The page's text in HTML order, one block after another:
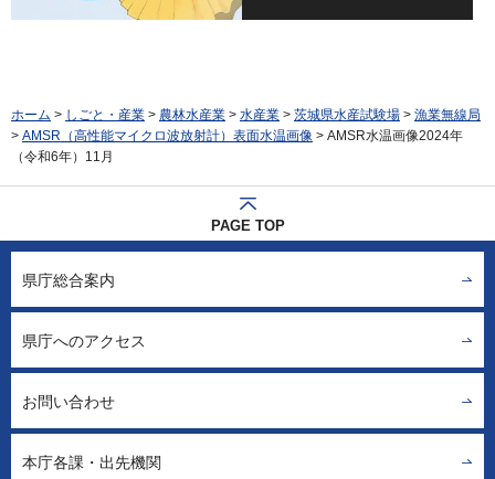
ホーム > しごと・産業 > 農林水産業 > 水産業 > 茨城県水産試験場 > 漁業無線局
> AMSR（高性能マイクロ波放射計）表面水温画像 > AMSR水温画像2024年
（令和6年）11月
PAGE TOP
県庁総合案内
県庁へのアクセス
お問い合わせ
本庁各課・出先機関